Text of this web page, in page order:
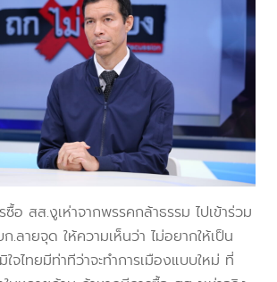
ซื้อ สส.งูเห่าจากพรรคกล้าธรรม ไปเข้าร่วม
.ลายจุด ให้ความเห็นว่า ไม่อยากให้เป็น
ใจไทยมีท่าทีว่าจะทำการเมืองแบบใหม่ ที่